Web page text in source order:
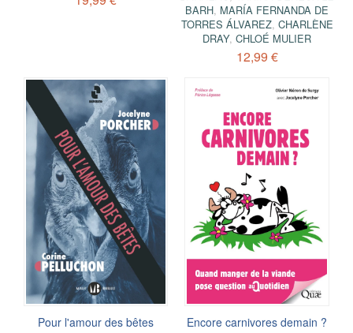
BARH, MARÍA FERNANDA DE
TORRES ÁLVAREZ, CHARLÈNE
DRAY,CHLOÉ MULIER
12,99 €
Pour l'amour des bêtes Encore carnivores demain ?